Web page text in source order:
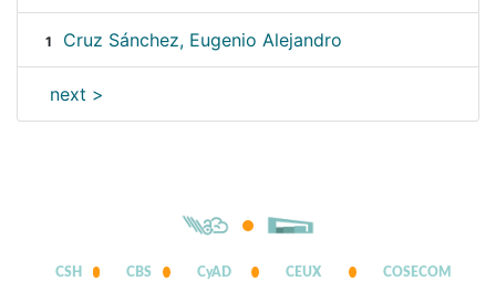
1 Cruz Sánchez, Eugenio Alejandro
next >
CSH CBS CyAD CEUX COSECOM